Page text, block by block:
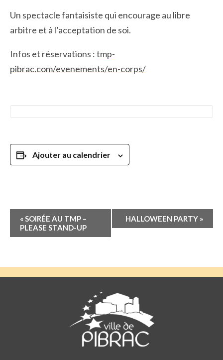
Un spectacle fantaisiste qui encourage au libre
arbitre et à l’acceptation de soi.
Infos et réservations :tmp-
pibrac.com/evenements/en-corps/
Ajouter au calendrier
Navigation
Évènement
«SOIRÉE AU TMP –
PLEASE STAND-UP
HALLOWEEN PARTY »